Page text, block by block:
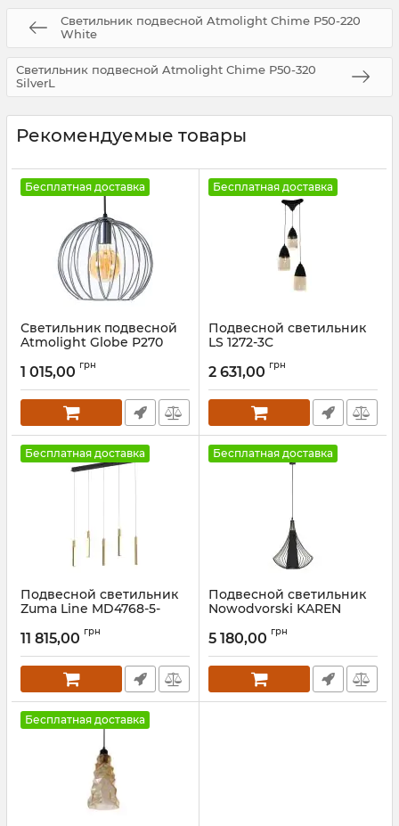
Светильник подвесной Atmolight Chime P50-220
White
Светильник подвесной Atmolight Chime P50-320
SilverL
Рекомендуемые товары
Бесплатная доставка
Светильник подвесной
Atmolight Globe Р270
Артикул:2011141
1 015,00 грн
Бесплатная доставка
Подвесной светильник
LS 1272-3C
2 631,00 грн
Бесплатная доставка
Подвесной светильник
Zuma Line MD4768-5-
Артикул:MD4768-5-3BMT
11 815,00 грн
Бесплатная доставка
Подвесной светильник
Nowodvorski KAREN
Артикул:4607
5 180,00 грн
Бесплатная доставка